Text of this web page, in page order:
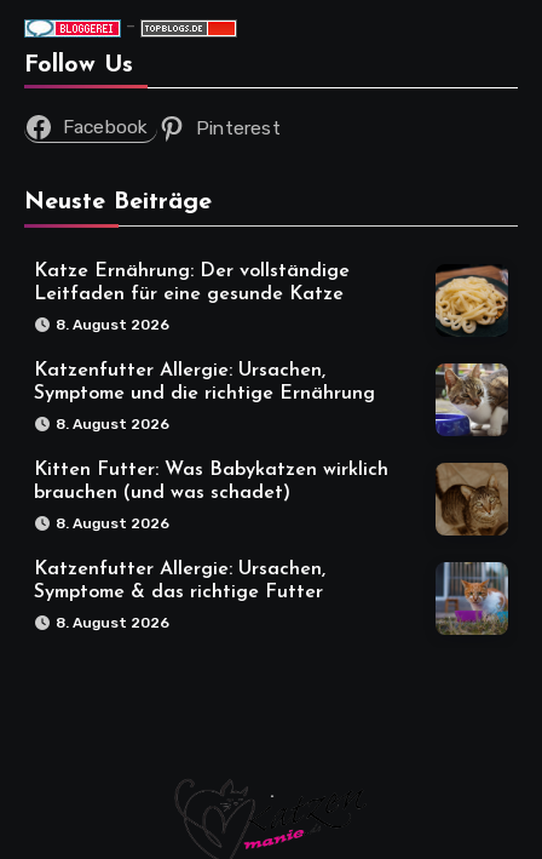
-
Follow Us
Facebook Pinterest
Neuste Beiträge
Katze Ernährung: Der vollständige
Leitfaden für eine gesunde Katze
8. August 2026
Katzenfutter Allergie: Ursachen,
Symptome und die richtige Ernährung
8. August 2026
Kitten Futter: Was Babykatzen wirklich
brauchen (und was schadet)
8. August 2026
Katzenfutter Allergie: Ursachen,
Symptome & das richtige Futter
8. August 2026